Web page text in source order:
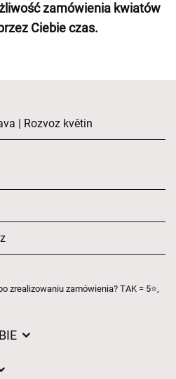
zamówienia kwiatów
Ciebie czas.
| Rozvoz květin
zrealizowaniu zamówienia? TAK = 5⭐,